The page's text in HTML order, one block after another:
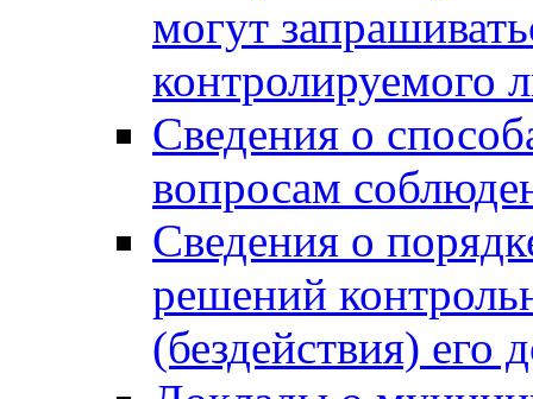
могут
контролируемого
Сведения о
вопросам
Сведения о
решений
(бездействия)